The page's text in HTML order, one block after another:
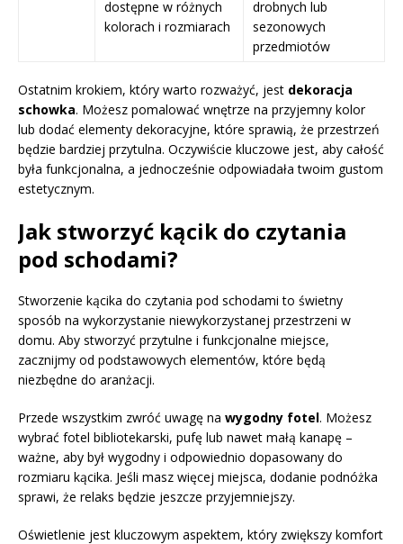
dostępne w różnych
kolorach i rozmiarach
drobnych lub
sezonowych
przedmiotów
Ostatnim krokiem, który warto rozważyć, jest dekoracja
schowka. Możesz pomalować wnętrze na przyjemny kolor
lub dodać elementy dekoracyjne, które sprawią, że przestrzeń
będzie bardziej przytulna. Oczywiście kluczowe jest, aby całość
była funkcjonalna, a jednocześnie odpowiadała twoim gustom
estetycznym.
Jak stworzyć kącik do czytania
pod schodami?
Stworzenie kącika do czytania pod schodami to świetny
sposób na wykorzystanie niewykorzystanej przestrzeni w
domu. Aby stworzyć przytulne i funkcjonalne miejsce,
zacznijmy od podstawowych elementów, które będą
niezbędne do aranżacji.
Przede wszystkim zwróć uwagę na wygodny fotel. Możesz
wybrać fotel bibliotekarski, pufę lub nawet małą kanapę –
ważne, aby był wygodny i odpowiednio dopasowany do
rozmiaru kącika. Jeśli masz więcej miejsca, dodanie podnóżka
sprawi, że relaks będzie jeszcze przyjemniejszy.
Oświetlenie jest kluczowym aspektem, który zwiększy komfort